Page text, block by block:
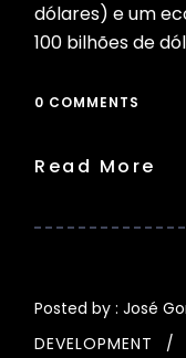
dólares) e um
100 bilhões de
0 COMMENTS
Read More
Posted by : José
DEVELOPMENT